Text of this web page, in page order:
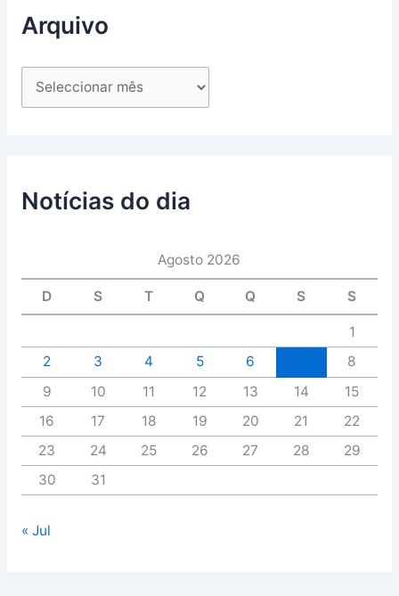
Arquivo
Notícias do dia
Agosto 2026
D S T Q Q S S
1
2
3 4 5 6
8
9
10 11 12 13 14
15
16
17 18 19 20 21
22
23
24 25 26 27 28
29
30
31
« Jul